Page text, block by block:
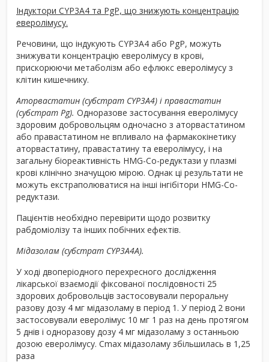
Індуктори CYP3A4 та PgP, що знижують концентрацію
еверолімусу.
Речовини, що індукують CYP3A4 або PgP, можуть
знижувати концентрацію еверолімусу в крові,
прискорюючи метаболізм або ефлюкс еверолімусу з
клітин кишечнику.
Аторвастатин (субстрат CYP3A4) і правастатин
(субстрат Pg). Одноразове застосування еверолімусу
здоровим добровольцям одночасно з аторвастатином
або правастатином не впливало на фармакокінетику
аторвастатину, правастатину та еверолімусу, і на
загальну біореактивність HMG-Co-редуктази у плазмі
крові клінічно значущою мірою. Однак ці результати не
можуть екстраполюватися на інші інгібітори HMG-Co-
редуктази.
Пацієнтів необхідно перевірити щодо розвитку
рабдоміолізу та інших побічних ефектів.
Мідазолам (субстрат CYP3A4A).
У ході двоперіодного перехресного дослідження
лікарської взаємодії фіксованої послідовності 25
здорових добровольців застосовували пероральну
разову дозу 4 мг мідазоламу в період 1. У період 2 вони
застосовували еверолімус 10 мг 1 раз на день протягом
5 днів і одноразову дозу 4 мг мідазоламу з останньою
дозою еверолімусу. Cmax мідазоламу збільшилась в 1,25
раза